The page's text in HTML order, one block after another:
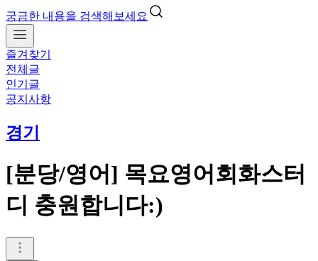
궁금한 내용을 검색해보세요
즐겨찾기
전체글
인기글
공지사항
경기
[분당/영어] 목요영어회화스터
디 충원합니다:)